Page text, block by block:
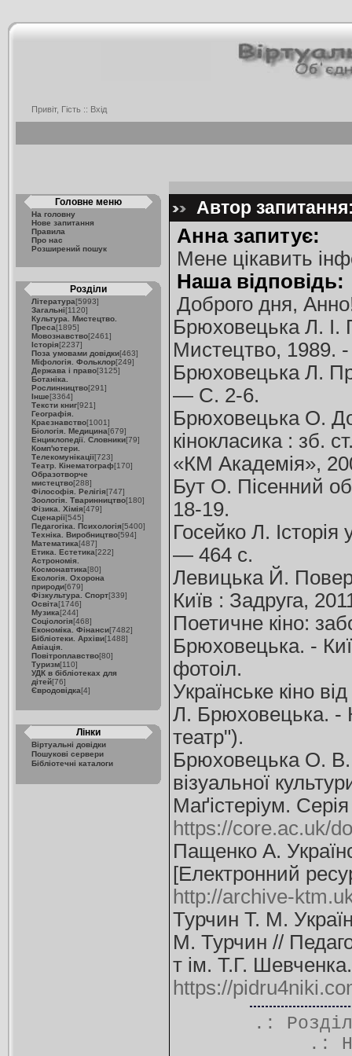
Привіт, Гість :: Вхід
Головне меню
На головну
Нове запитання
Правила
Про нас
Розширений пошук
Розділи
Література[5993]
Загальні[1120]
Культура. Мистецтво.
Преса[1895]
Мовознавство[2461]
Історія[2237]
Поза умовами довідки[463]
Міфологія. Фольклор[249]
Держава і право[3125]
Ботаніка.
Рослинництво[291]
Інше[3364]
Тексти книг[921]
Географія.
Краєзнавство[1001]
Біологія. Медицина[679]
Енциклопедії. Словники[79]
Комп'ютери.
Телекомунікації[723]
Театр. Кінематограф[170]
Образотворче
мистецтво[288]
Філософія. Релігія[747]
Зоологія. Тваринництво[180]
Фізика. Хімія[479]
Сценарії[545]
Педагогіка. Психологія[5400]
Техніка. Виробництво[594]
Математика[487]
Етика. Естетика[222]
Астрономія.
Космонавтика[80]
Екологія. Охорона
природи[679]
Фізкультура. Спорт[339]
Освіта[1746]
Музика[244]
Соціологія[468]
Економіка. Фінанси[7482]
Бібліотеки. Архіви[1488]
Авіація.
Повітроплавство[80]
Туризм[110]
УДК в бібліотеках для
дітей[76]
Євродовідка[4]
Лінки
Віртуальні довідки
Пошукові сервери
Бібліотечні каталоги
Автор
Анна запитує:
Мене цікавить
Наша відповідь:
Доброго дня,
Брюховецька Л. І.
Мистецтво, 1989.
Брюховецька Л.
— С. 2-6.
Брюховецька О.
кінокласика : зб.
«КМ Академія»,
Бут О. Пісенний
18-19.
Госейко Л.
— 464 с.
Левицька Й.
Київ : Задруга,
Поетичне кіно:
Брюховецька. -
фотоіл.
Українське кіно
Л. Брюховецька. -
театр").
Брюховецька О. В.
візуальної
Маґістеріум.
https://core.ac.uk/
Пащенко А.
[Електронний
http://archive-
Турчин Т. М.
М. Турчин //
т ім. Т.Г.
https://
.:
.: